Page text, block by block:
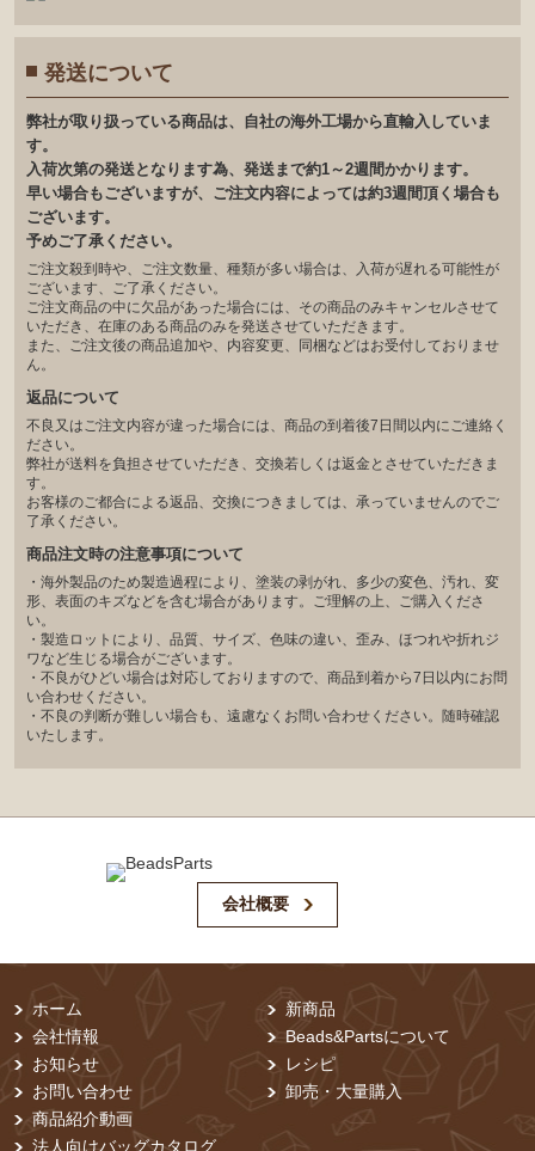
発送について
弊社が取り扱っている商品は、自社の海外工場から直輸入していま
す。
入荷次第の発送となります為、発送まで約1～2週間かかります。
早い場合もございますが、ご注文内容によっては約3週間頂く場合も
ございます。
予めご了承ください。
ご注文殺到時や、ご注文数量、種類が多い場合は、入荷が遅れる可能性が
ございます、ご了承ください。
ご注文商品の中に欠品があった場合には、その商品のみキャンセルさせて
いただき、在庫のある商品のみを発送させていただきます。
また、ご注文後の商品追加や、内容変更、同梱などはお受付しておりませ
ん。
返品について
不良又はご注文内容が違った場合には、商品の到着後7日間以内にご連絡く
ださい。
弊社が送料を負担させていただき、交換若しくは返金とさせていただきま
す。
お客様のご都合による返品、交換につきましては、承っていませんのでご
了承ください。
商品注文時の注意事項について
・海外製品のため製造過程により、塗装の剥がれ、多少の変色、汚れ、変
形、表面のキズなどを含む場合があります。ご理解の上、ご購入くださ
い。
・製造ロットにより、品質、サイズ、色味の違い、歪み、ほつれや折れジ
ワなど生じる場合がございます。
・不良がひどい場合は対応しておりますので、商品到着から7日以内にお問
い合わせください。
・不良の判断が難しい場合も、遠慮なくお問い合わせください。随時確認
いたします。
会社概要
ホーム
会社情報
お知らせ
お問い合わせ
商品紹介動画
法人向けバッグカタログ
新商品
Beads&Partsについて
レシピ
卸売・⼤量購⼊